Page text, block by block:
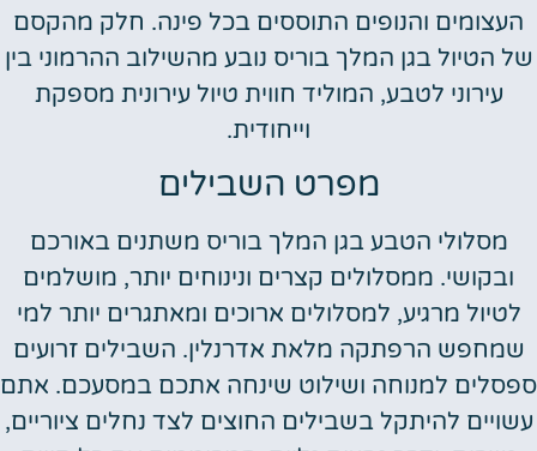
העצומים והנופים התוססים בכל פינה. חלק מהקסם
של הטיול בגן המלך בוריס נובע מהשילוב ההרמוני בין
עירוני לטבע, המוליד חווית טיול עירונית מספקת
וייחודית.
מפרט השבילים
מסלולי הטבע בגן המלך בוריס משתנים באורכם
ובקושי. ממסלולים קצרים ונינוחים יותר, מושלמים
לטיול מרגיע, למסלולים ארוכים ומאתגרים יותר למי
שמחפש הרפתקה מלאת אדרנלין. השבילים זרועים
ספסלים למנוחה ושילוט שינחה אתכם במסעכם. אתם
עשויים להיתקל בשבילים החוצים לצד נחלים ציוריים,